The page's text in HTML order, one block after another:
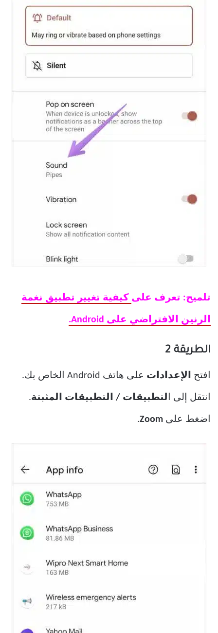
تلميح: تعرف على كيفية تغيير تطبيق نغمة
الرنين الافتراضي على Android.
الطريقة 2
افتح الإعدادات على هاتف Android الخاص بك.
انتقل إلى التطبيقات / التطبيقات المثبتة.
اضغط على Zoom
.